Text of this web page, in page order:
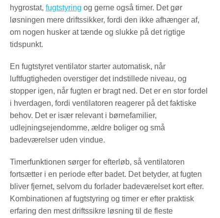
hygrostat, fugtstyring og gerne også timer. Det gør
løsningen mere driftssikker, fordi den ikke afhænger af,
om nogen husker at tænde og slukke på det rigtige
tidspunkt.
En fugtstyret ventilator starter automatisk, når
luftfugtigheden overstiger det indstillede niveau, og
stopper igen, når fugten er bragt ned. Det er en stor fordel
i hverdagen, fordi ventilatoren reagerer på det faktiske
behov. Det er især relevant i børnefamilier,
udlejningsejendomme, ældre boliger og små
badeværelser uden vindue.
Timerfunktionen sørger for efterløb, så ventilatoren
fortsætter i en periode efter badet. Det betyder, at fugten
bliver fjernet, selvom du forlader badeværelset kort efter.
Kombinationen af fugtstyring og timer er efter praktisk
erfaring den mest driftssikre løsning til de fleste